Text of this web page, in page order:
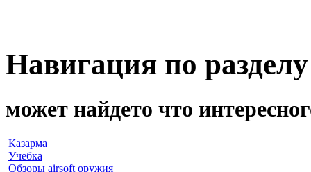
Навигация по разделу
может найдето что
Казарма
Учебка
Обзоры airsoft оружия